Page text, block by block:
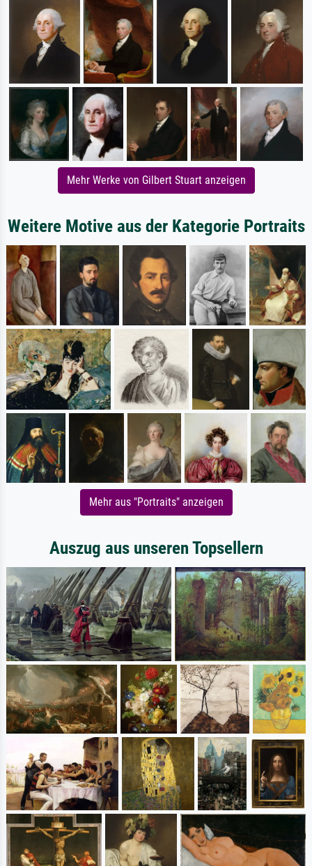
Mehr Werke von Gilbert Stuart anzeigen
Weitere Motive aus der Kategorie Portraits
Mehr aus "Portraits" anzeigen
Auszug aus unseren Topsellern